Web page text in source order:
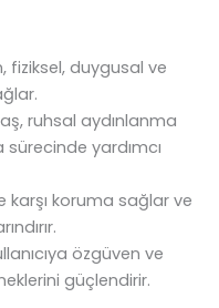
fiziksel, duygusal ve
ruhsal aydınlanma
yardımcı
koruma sağlar ve
özgüven ve
güçlendirir.